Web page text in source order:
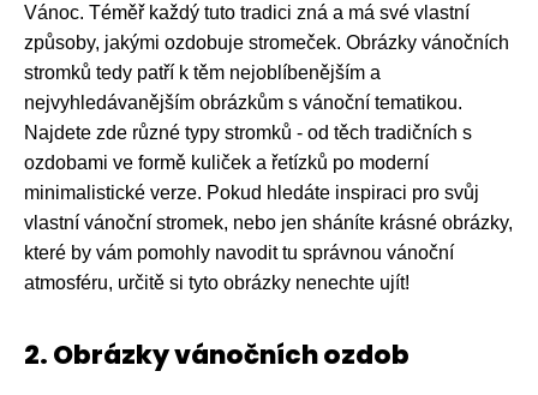
Vánoc. Téměř každý tuto tradici zná a má své vlastní
způsoby, jakými ozdobuje stromeček. Obrázky vánočních
stromků tedy patří k těm nejoblíbenějším a
nejvyhledávanějším obrázkům s vánoční tematikou.
Najdete zde různé typy stromků - od těch tradičních s
ozdobami ve formě kuliček a řetízků po moderní
minimalistické verze. Pokud hledáte inspiraci pro svůj
vlastní vánoční stromek, nebo jen sháníte krásné obrázky,
které by vám pomohly navodit tu správnou vánoční
atmosféru, určitě si tyto obrázky nenechte ujít!
2. Obrázky vánočních ozdob